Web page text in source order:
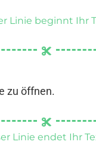
Linie beginnt Ihr
zu öffnen.
Linie endet Ihr